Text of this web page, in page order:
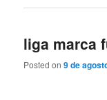
liga marca
Posted on9 de